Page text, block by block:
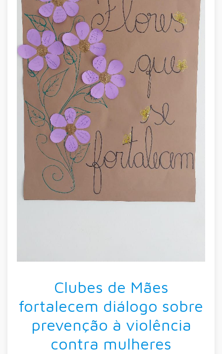
Clubes de Mães
fortalecem diálogo sobre
prevenção à violência
contra mulheres